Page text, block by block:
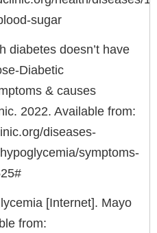
sugar
diabetes doesn’t have
Diabetic
& causes
2022. Available from:
diseases-
symptoms-
[Internet]. Mayo
from: